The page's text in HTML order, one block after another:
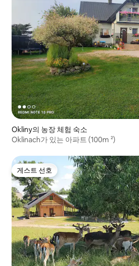
Okliny의 농장 체험 숙소
Oklinach가 있는 아파트 (100m ²)
게스트 선호
게스트 선호